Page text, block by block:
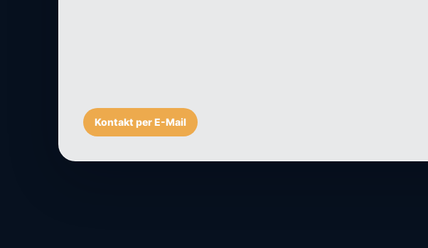
Kontakt per E-Mail